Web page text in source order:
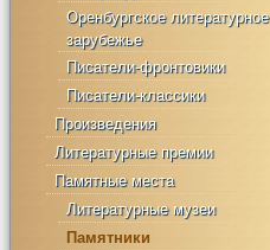
Оренбургское литературное
зарубежье
Писатели-фронтовики
Писатели-классики
Произведения
Литературные премии
Памятные места
Литературные музеи
Памятники